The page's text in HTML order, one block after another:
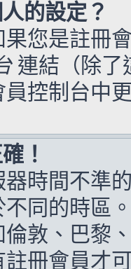
的設定？
您是註冊
連結（除了
控制台中
！
時間不準
同的時區
敦、巴黎
冊會員才